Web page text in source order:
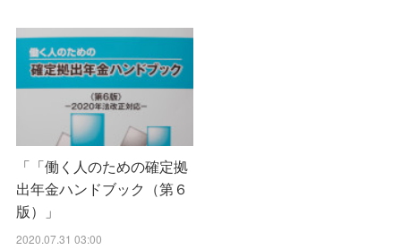
「「働く人のための確定拠
出年金ハンドブック（第６
版）」
2020.07.31 03:00